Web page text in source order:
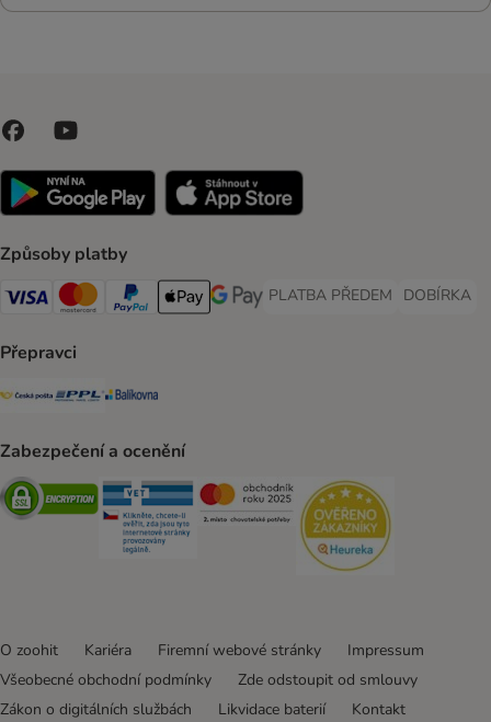
Způsoby platby
Visa Payment Method
Mastercard Payment Method
PayPal Payment Method
Apple pay Payment Method
GooglePay Payment Method
PLATBA PŘEDEM
PLATBA PŘEDEM Payment
DOBÍRKA
DOBÍRKA
Přepravci
Česká pošta Shipping Method
PPL Shipping Method
Balíkovna Shipping Method
Zabezpečení a ocenění
Security Security Security
O zoohit Kariéra Firemní webové stránky
Impressum
Všeobecné obchodní podmínky
Zde odstoupit od smlouvy
Zákon o digitálních službách
Likvidace baterií
Kontakt